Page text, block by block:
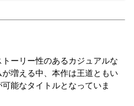
ーリー性のあるカジュアルな
増える中、本作は王道ともい
能なタイトルとなっていま